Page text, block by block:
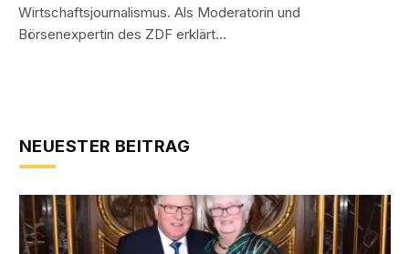
Wirtschaftsjournalismus. Als Moderatorin und
Börsenexpertin des ZDF erklärt…
NEUESTER BEITRAG